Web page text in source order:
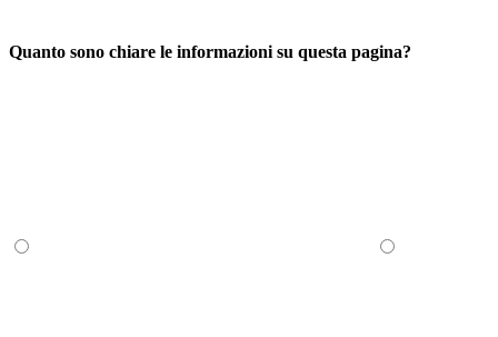
Quanto sono chiare le informazioni su questa pagina?